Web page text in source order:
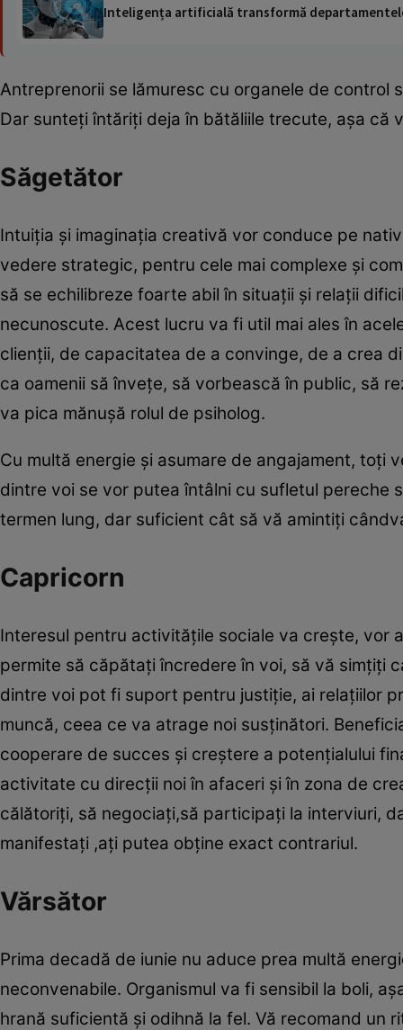
Inteligența artificială transformă
Antreprenorii se lămuresc cu organele de control
Dar sunteți întăriți deja în bătăliile trecute, așa că
Săgetător
Intuiția și imaginația creativă vor conduce pe
vedere strategic, pentru cele mai complexe și
să se echilibreze foarte abil în situații și relații
necunoscute. Acest lucru va fi util mai ales în
clienții, de capacitatea de a convinge, de a crea
ca oamenii să învețe, să vorbească în public, să
va pica mănușă rolul de psiholog.
Cu multă energie și asumare de angajament,
dintre voi se vor putea întâlni cu sufletul pereche
termen lung, dar suficient cât să vă amintiți
Capricorn
Interesul pentru activitățile sociale va crește, vor
permite să căpătați încredere în voi, să vă simțiți
dintre voi pot fi suport pentru justiție, ai relațiilor
muncă, ceea ce va atrage noi susținători.
cooperare de succes și creștere a potențialului
activitate cu direcții noi în afaceri și în zona de
călătoriți, să negociați,să participați la interviuri,
manifestați ,ați putea obține exact contrariul.
Vărsător
Prima decadă de iunie nu aduce prea multă
neconvenabile. Organismul va fi sensibil la boli,
hrană suficientă și odihnă la fel. Vă recomand un